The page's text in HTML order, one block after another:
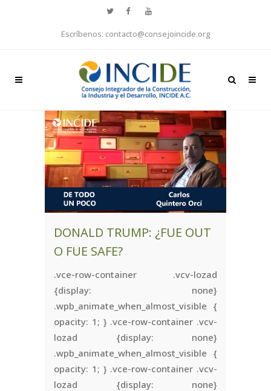
Escríbenos: contacto@consejoincide.org
DONALD TRUMP: ¿FUE OUT
O FUE SAFE?
.vce-row-container .vcv-lozad
{display: none}
.wpb_animate_when_almost_visible {
opacity: 1; } .vce-row-container .vcv-
lozad {display: none}
.wpb_animate_when_almost_visible {
opacity: 1; } .vce-row-container .vcv-
lozad {display: none}